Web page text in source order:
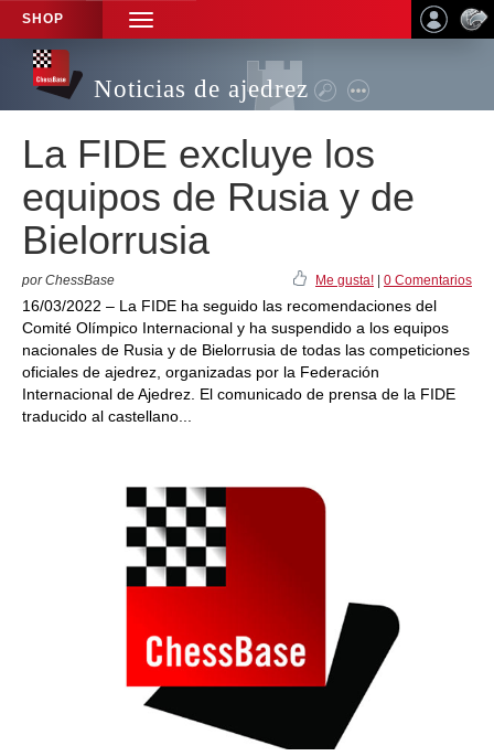
SHOP
TOGGLE
NAVIGATION
Noticias de ajedrez
La FIDE excluye los
equipos de Rusia y de
Bielorrusia
por ChessBase Me gusta! 0 Comentarios
16/03/2022 – La FIDE ha seguido las recomendaciones del
Comité Olímpico Internacional y ha suspendido a los equipos
nacionales de Rusia y de Bielorrusia de todas las competiciones
oficiales de ajedrez, organizadas por la Federación
Internacional de Ajedrez. El comunicado de prensa de la FIDE
traducido al castellano...